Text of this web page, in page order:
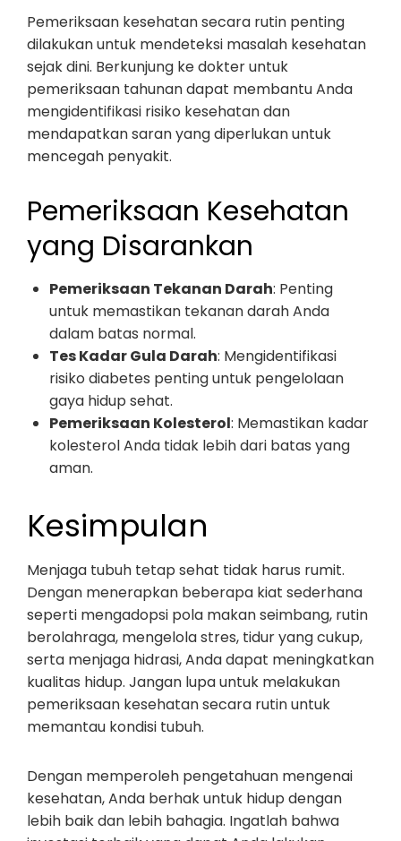
Pemeriksaan kesehatan secara rutin penting
dilakukan untuk mendeteksi masalah kesehatan
sejak dini. Berkunjung ke dokter untuk
pemeriksaan tahunan dapat membantu Anda
mengidentifikasi risiko kesehatan dan
mendapatkan saran yang diperlukan untuk
mencegah penyakit.
Pemeriksaan Kesehatan
yang Disarankan
Pemeriksaan Tekanan Darah: Penting
untuk memastikan tekanan darah Anda
dalam batas normal.
Tes Kadar Gula Darah: Mengidentifikasi
risiko diabetes penting untuk pengelolaan
gaya hidup sehat.
Pemeriksaan Kolesterol: Memastikan kadar
kolesterol Anda tidak lebih dari batas yang
aman.
Kesimpulan
Menjaga tubuh tetap sehat tidak harus rumit.
Dengan menerapkan beberapa kiat sederhana
seperti mengadopsi pola makan seimbang, rutin
berolahraga, mengelola stres, tidur yang cukup,
serta menjaga hidrasi, Anda dapat meningkatkan
kualitas hidup. Jangan lupa untuk melakukan
pemeriksaan kesehatan secara rutin untuk
memantau kondisi tubuh.
Dengan memperoleh pengetahuan mengenai
kesehatan, Anda berhak untuk hidup dengan
lebih baik dan lebih bahagia. Ingatlah bahwa